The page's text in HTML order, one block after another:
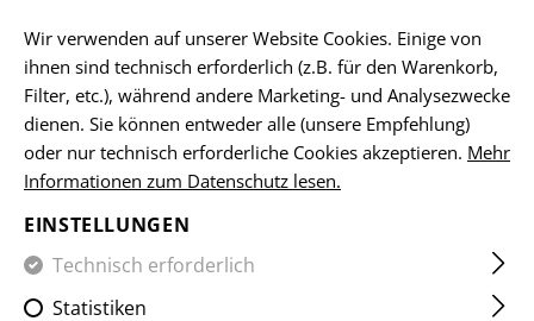
HOME EQUIPMENT RIEMEN ZUBEHÖR SLING
SLING SWIVEL 1.25 INCH
STAINLESS STEEL
Wir verwenden auf unserer Website Cookies. Einige von
ihnen sind technisch erforderlich (z.B. für den Warenkorb,
Filter, etc.), während andere Marketing- und Analysezwecke
dienen. Sie können entweder alle (unsere Empfehlung)
oder nur technisch erforderliche Cookies akzeptieren. Mehr
Informationen zum Datenschutz lesen.
EINSTELLUNGEN
Technisch erforderlich
Statistiken